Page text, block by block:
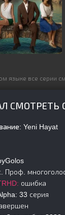
языке все серии
СМОТРЕТЬ
Yeni Hayat
Проф.
ошибка
33 серия